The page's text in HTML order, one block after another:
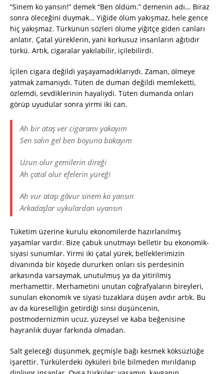
“Sinem ko yansın!” demek “Ben öldüm.” demenin adı… Biraz
sonra öleceğini duymak… Yiğide ölüm yakışmaz, hele gence
hiç yakışmaz. Türkünün sözleri ölüme yiğitçe giden canları
anlatır. Çatal yüreklerin, yani korkusuz insanların ağıtıdır
türkü. Artık, cigaralar yakılabilir, içilebilirdi.
İçilen cigara değildi yaşayamadıklarıydı. Zaman, ölmeye
yatmak zamanıydı. Tüten de duman değildi memleketti,
özlemdi, sevdiklerinin hayaliydi. Tüten dumanda onları
görüp uyudular sonra yirmi iki can.
Ah bir ataş ver cigaramı yakayım
Sen salın gel ben boyuna bakayım
Uzun olur gemilerin direği
Ah çatal olur efelerin yüreği
Ah vur ataşı gâvur sinem ko yansın
Arkadaşlar uykulardan uyansın
Tüketim üzerine kurulu ekonomilerde hazırlanılmış
yaşamlar vardır. Bize çabuk unutmayı belletir bu ekonomik-
siyasi sunumlar. Yirmi iki çatal yürek, belleklerimizin
divanında bir köşede dururken onları sis perdesinin
arkasında varsaymak, unutulmuş ya da yitirilmiş
merhamettir. Merhametini unutan coğrafyaların bireyleri,
sunulan ekonomik ve siyasi tuzaklara düşen avdır artık. Bu
av da küreselliğin getirdiği sinsi düşüncenin,
postmodernizmin ucuz, yüzeysel ve kaba beğenisine
hayranlık duyar farkında olmadan.
Salt geleceği düşünmek, geçmişle bağı kesmek köksüzlüğe
işarettir. Türkülerdeki öyküleri bile bilmeden mırıldanıp